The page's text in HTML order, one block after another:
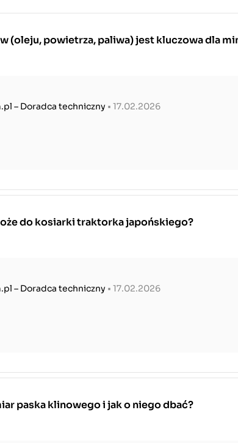
(oleju, powietrza, paliwa) jest kluczowa dla
– Doradca techniczny • 17.02.2026
do kosiarki traktorka japońskiego?
– Doradca techniczny • 17.02.2026
paska klinowego i jak o niego dbać?